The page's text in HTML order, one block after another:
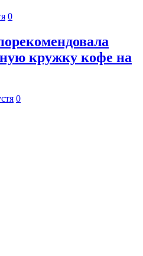
0
кружку кофе на
0